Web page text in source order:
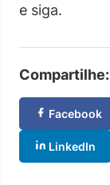
e siga.
Compartilhe:
Facebook
LinkedIn